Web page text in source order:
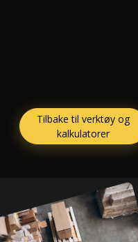
Tilbake til verktøy og
kalkulatorer